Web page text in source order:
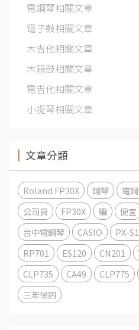
電鋼琴相關文章
電子鼓相關文章
木吉他相關文章
木箱鼓相關文章
電吉他相關文章
小提琴相關文章
文章分類
Roland FP30X 鋼琴 電
公司貨
FP30X 騙 便宜
台中電鋼琴
CASIO PX-
RP701
ES120 CN201
CLP735
CA49 CLP775
三年保固